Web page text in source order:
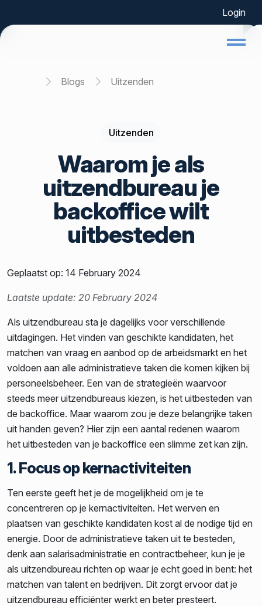
Login
Home Blogs Uitzenden
Uitzenden
Waarom je als
uitzendbureau je
backoffice wilt
uitbesteden
Geplaatst op: 14 February 2024
Laatste update: 20 February 2024
Als uitzendbureau sta je dagelijks voor verschillende
uitdagingen. Het vinden van geschikte kandidaten, het
matchen van vraag en aanbod op de arbeidsmarkt en het
voldoen aan alle administratieve taken die komen kijken bij
personeelsbeheer. Een van de strategieën waarvoor
steeds meer uitzendbureaus kiezen, is het uitbesteden van
de backoffice. Maar waarom zou je deze belangrijke taken
uit handen geven? Hier zijn een aantal redenen waarom
het uitbesteden van je backoffice een slimme zet kan zijn.
1. Focus op kernactiviteiten
Ten eerste geeft het je de mogelijkheid om je te
concentreren op je kernactiviteiten. Het werven en
plaatsen van geschikte kandidaten kost al de nodige tijd en
energie. Door de administratieve taken uit te besteden,
denk aan salarisadministratie en contractbeheer, kun je je
als uitzendbureau richten op waar je echt goed in bent: het
matchen van talent en bedrijven. Dit zorgt ervoor dat je
uitzendbureau efficiënter werkt en beter presteert.